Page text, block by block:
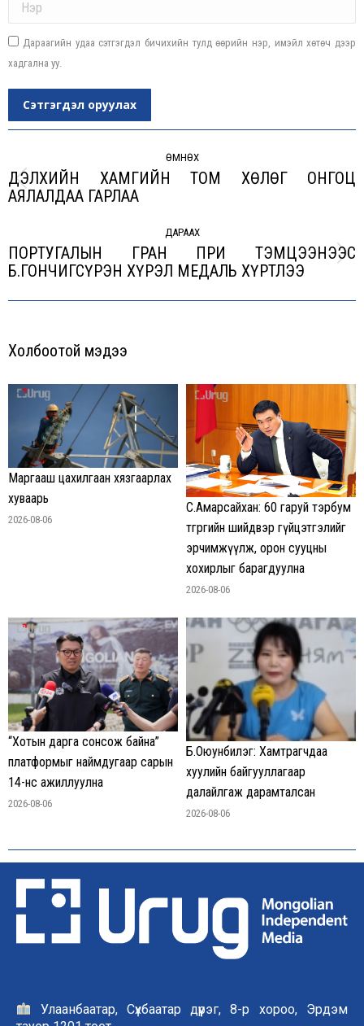
Дараагийн удаа сэтгэгдэл бичихийн тулд өөрийн нэр, имэйл хөтөч дээр
хадгална уу.
Сэтгэгдэл оруулах
ӨМНӨХ
Previous
ДЭЛХИЙН ХАМГИЙН ТОМ ХӨЛӨГ ОНГОЦ
АЯЛАЛДАА ГАРЛАА
ДАРААХ
Next
post:
ПОРТУГАЛЫН ГРАН ПРИ ТЭМЦЭЭНЭЭС
Б.ГОНЧИГСҮРЭН ХҮРЭЛ МЕДАЛЬ ХҮРТЛЭЭ
Холбоотой мэдээ
Маргааш цахилгаан хязгаарлах
хуваарь
2026-08-06
С.Амарсайхан: 60 гаруй тэрбум
төгрөгийн шийдвэр гүйцэтгэлийг
эрчимжүүлж, орон сууцны
хохирлыг барагдуулна
2026-08-06
“Хотын дарга сонсож байна”
платформыг наймдугаар сарын
14-нөөс ажиллуулна
2026-08-06
Б.Оюунбилэг: Хамтрагчдаа
хуулийн байгууллагаар
далайлгаж дарамталсан
2026-08-06
Улаанбаатар, Сүхбаатар дүүрэг, 8-р хороо, Эрдэм